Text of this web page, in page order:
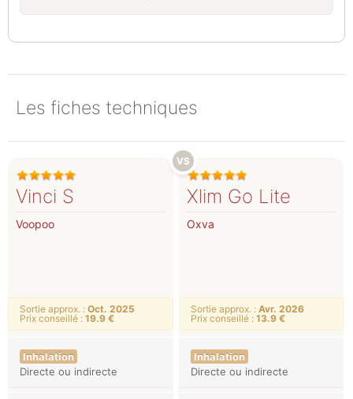
Les fiches techniques
Vinci S
Voopoo
Sortie approx. : Oct. 2025
Prix conseillé : 19.9 €
Inhalation
Directe ou indirecte
Xlim Go Lite
Oxva
Sortie approx. : Avr. 2026
Prix conseillé : 13.9 €
Inhalation
Directe ou indirecte